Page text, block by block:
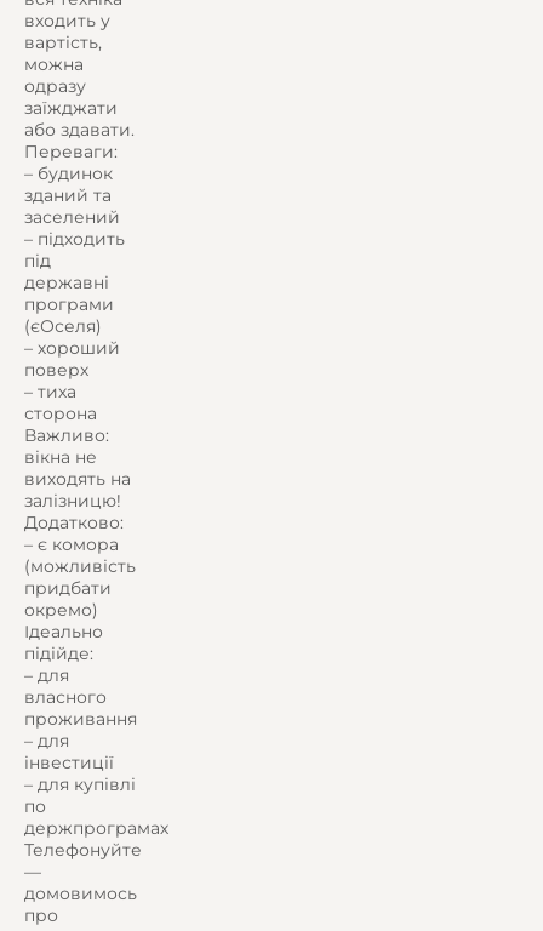
входить у
вартість,
можна
одразу
заїжджати
або здавати.
Переваги:
– будинок
зданий та
заселений
– підходить
під
державні
програми
(єОселя)
– хороший
поверх
– тиха
сторона
Важливо:
вікна не
виходять на
залізницю!
Додатково:
– є комора
(можливість
придбати
окремо)
Ідеально
підійде:
– для
власного
проживання
– для
інвестиції
– для купівлі
по
держпрограмах
Телефонуйте
—
домовимось
про